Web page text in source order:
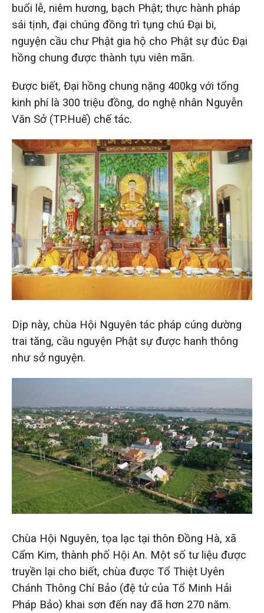
buổi lễ, niêm hương, bạch Phật; thực hành pháp
sái tịnh, đại chúng đồng trì tụng chú Đại bi,
nguyện cầu chư Phật gia hộ cho Phật sự đúc Đại
hồng chung được thành tựu viên mãn.
Được biết, Đại hồng chung nặng 400kg với tổng
kinh phí là 300 triệu đồng, do nghệ nhân Nguyễn
Văn Sở (TP.Huế) chế tác.
Dịp này, chùa Hội Nguyên tác pháp cúng dường
trai tăng, cầu nguyện Phật sự được hanh thông
như sở nguyện.
Chùa Hội Nguyên, tọa lạc tại thôn Đồng Hà, xã
Cẩm Kim, thành phố Hội An. Một số tư liệu được
truyền lại cho biết, chùa được Tổ Thiệt Uyên
Chánh Thông Chí Bảo (đệ tử của Tổ Minh Hải
Pháp Bảo) khai sơn đến nay đã hơn 270 năm.